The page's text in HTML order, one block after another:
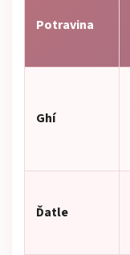
Potravina
Ghí
Ďatle